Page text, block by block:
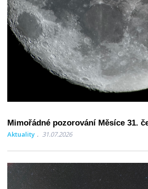
Mimořádné pozorování Měsíce 31.
Aktuality 31.07.2026